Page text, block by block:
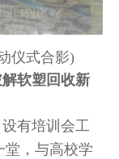
仪式合影)
软塑回收新
有培训会工
堂，与高校学